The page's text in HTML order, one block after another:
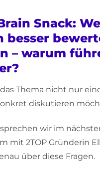
Snack:
besser
– warum
Thema nicht nur
diskutieren
wir im
mit 2TOP Gründerin
über diese Fragen.